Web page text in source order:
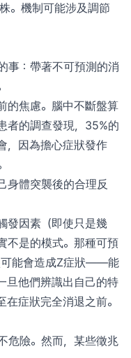
。機制可能涉及調節
事：帶著不可預測的消
的焦慮。腦中不斷盤算
者的調查發現，35%的
，因為擔心症狀發作
身體突襲後的合理反
發因素（即使只是幾
不是的模式。那種可預
能會造成Z症狀——能
旦他們辨識出自己的特
症狀完全消退之前。
危險。然而，某些徵兆